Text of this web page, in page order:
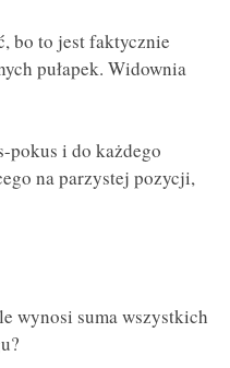
bo to jest faktycznie
pułapek. Widownia
pokus i do każdego
na parzystej pozycji,
wynosi suma wszystkich